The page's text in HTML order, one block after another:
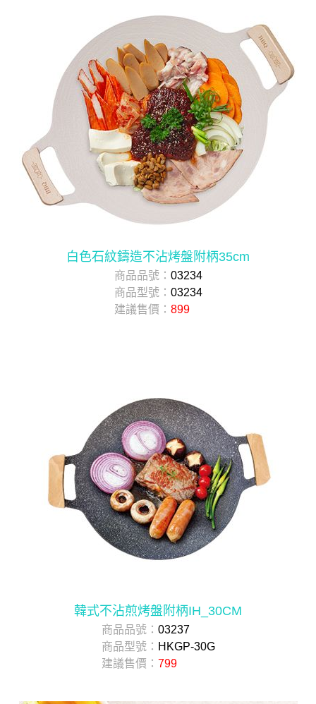
白色石紋鑄造不沾烤盤附柄35cm
商品品號： 03234
商品型號： 03234
建議售價： 899
韓式不沾煎烤盤附柄IH_30CM
商品品號： 03237
商品型號： HKGP-30G
建議售價： 799